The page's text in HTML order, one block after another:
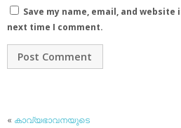
Save my name, email, and
next time I comment.
« കാവ്യഭാവനയുടെ